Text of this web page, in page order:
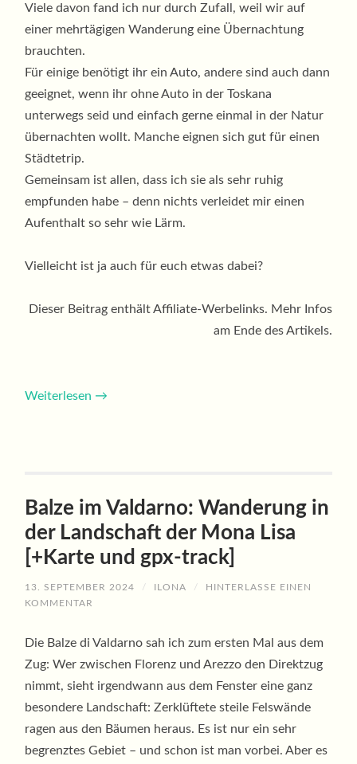
Viele davon fand ich nur durch Zufall, weil wir auf
einer mehrtägigen Wanderung eine Übernachtung
brauchten.
Für einige benötigt ihr ein Auto, andere sind auch dann
geeignet, wenn ihr ohne Auto in der Toskana
unterwegs seid und einfach gerne einmal in der Natur
übernachten wollt. Manche eignen sich gut für einen
Städtetrip.
Gemeinsam ist allen, dass ich sie als sehr ruhig
empfunden habe – denn nichts verleidet mir einen
Aufenthalt so sehr wie Lärm.
Vielleicht ist ja auch für euch etwas dabei?
Dieser Beitrag enthält Affiliate-Werbelinks. Mehr Infos
am Ende des Artikels.
Weiterlesen →
Balze im Valdarno: Wanderung in
der Landschaft der Mona Lisa
[+Karte und gpx-track]
13. SEPTEMBER 2024 / ILONA /
HINTERLASSE EINEN
KOMMENTAR
Die Balze di Valdarno sah ich zum ersten Mal aus dem
Zug: Wer zwischen Florenz und Arezzo den Direktzug
nimmt, sieht irgendwann aus dem Fenster eine ganz
besondere Landschaft: Zerklüftete steile Felswände
ragen aus den Bäumen heraus. Es ist nur ein sehr
begrenztes Gebiet – und schon ist man vorbei. Aber es